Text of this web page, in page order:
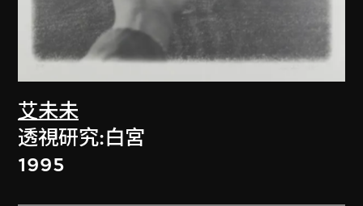
艾未未
透視研究:白宮
1995